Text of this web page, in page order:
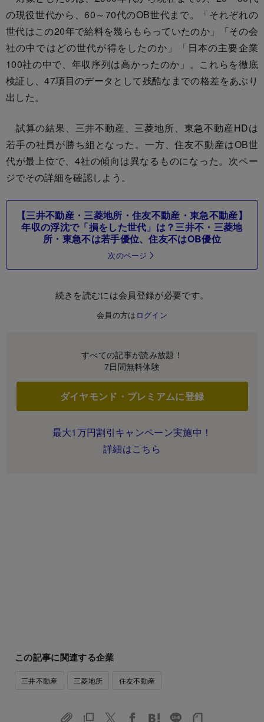
の現役世代から、60～70代のOB世代まで。「それぞれの
世代はこの20年で給料を幾らもらっていたのか」「その会
社の中ではどの世代が得をしたのか」「日本の主要企業
100社の中で、年収序列は高かったのか」。これらを徹底
検証し、47項目のデータとして残酷なまでの格差をあぶり
出した。
試算の結果、三井不動産、三菱地所、東急不動産HDは
若手の社員が勝ち組となった。一方、住友不動産はOB世
代が最上位で、4社の傾向は異なるものになった。次ペー
ジでその詳細を確認しよう。
【三井不動産・三菱地所・住友不動産・東急不動産】
年収の浮沈で「損をした世代」は？三井不・三菱地
所・東急不は若手優位、住友不はOB優位
次のページ
続きを読むには会員登録が必要です。
会員の方は ログイン
すべての記事が読み放題！
7日間無料体験
ダイヤモンド・プレミアムに登録
最大1万円割引キャンペーン実施中！
詳細はこちら
この記事に関連する企業
三井不動産 三菱地所 住友不動産